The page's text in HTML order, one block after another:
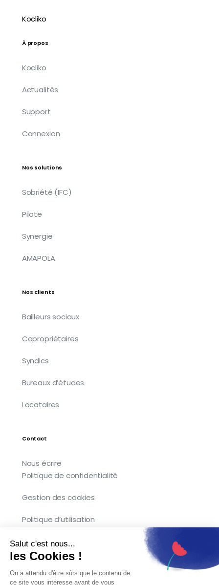
Salut c'est nous...
les Cookies !
On a attendu d'être sûrs que le contenu de
ce site vous intéresse avant de vous
Kocliko
À propos
Kocliko
Actualités
Support
Connexion
Nos solutions
Sobriété (IFC)
Pilote
Synergie
AMAPOLA
Nos clients
Bailleurs sociaux
Copropriétaires
Syndics
Bureaux d’études
Locataires
Contact
Nous écrire
Politique de confidentialité
Gestion des cookies
Politique d’utilisation
Copyright © 2026 Kocliko. Tous droits
réservés.